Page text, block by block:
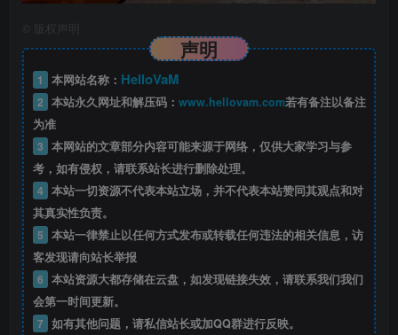
版权声明
声明
1 本网站名称： HelloVaM
2 本站永久网址和解压码： www.hellovam.com若有备注以备注
为准
3 本网站的文章部分内容可能来源于网络，仅供大家学习与参
考，如有侵权，请联系站长进行删除处理。
4 本站一切资源不代表本站立场，并不代表本站赞同其观点和对
其真实性负责。
5 本站一律禁止以任何方式发布或转载任何违法的相关信息，访
客发现请向站长举报
6 本站资源大都存储在云盘，如发现链接失效，请联系我们我们
会第一时间更新。
7 如有其他问题，请私信站长或加QQ群进行反映。